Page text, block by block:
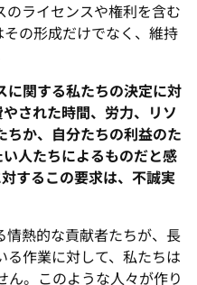
のライセンスや権利を含む
の形成だけでなく、維持
に関する私たちの決定に対
された時間、労力、リソ
ちか、自分たちの利益のた
人たちによるものだと感
するこの要求は、不誠実
情熱的な貢献者たちが、長
る作業に対して、私たちは
。このような人々が作り